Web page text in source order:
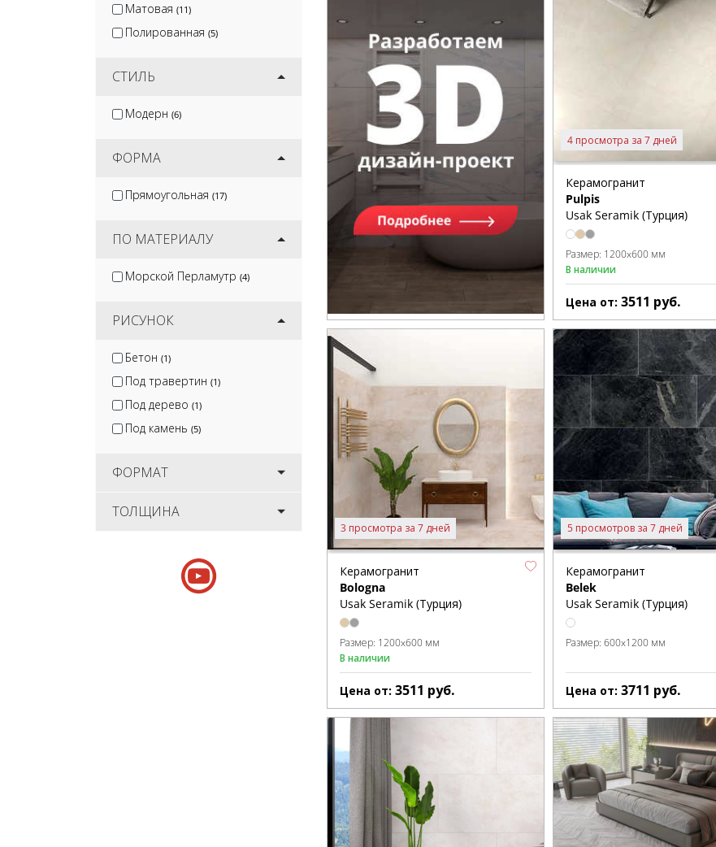
Матовая (11)
Полированная (5)
СТИЛЬ
Модерн (6)
ФОРМА
Прямоугольная (17)
ПО МАТЕРИАЛУ
Морской Перламутр (4)
РИСУНОК
Бетон (1)
Под травертин (1)
Под дерево (1)
Под камень (5)
ФОРМАТ
ТОЛЩИНА
4 просмотра за 7 дней
Керамогранит
Pulpis
Usak Seramik (Турция)
Размер: 1200x600 мм
В наличии
Цена от:3511 руб.
3 просмотра за 7 дней
Керамогранит
Bologna
Usak Seramik (Турция)
Размер: 1200x600 мм
В наличии
Цена от: 3511 руб.
5 просмотров за 7 дней
Керамогранит
Belek
Usak Seramik (Турция)
Размер:600x1200 мм
Цена от:3711 руб.